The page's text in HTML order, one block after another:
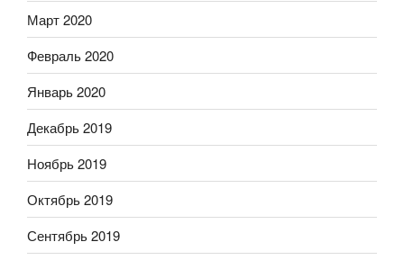
Март 2020
Февраль 2020
Январь 2020
Декабрь 2019
Ноябрь 2019
Октябрь 2019
Сентябрь 2019